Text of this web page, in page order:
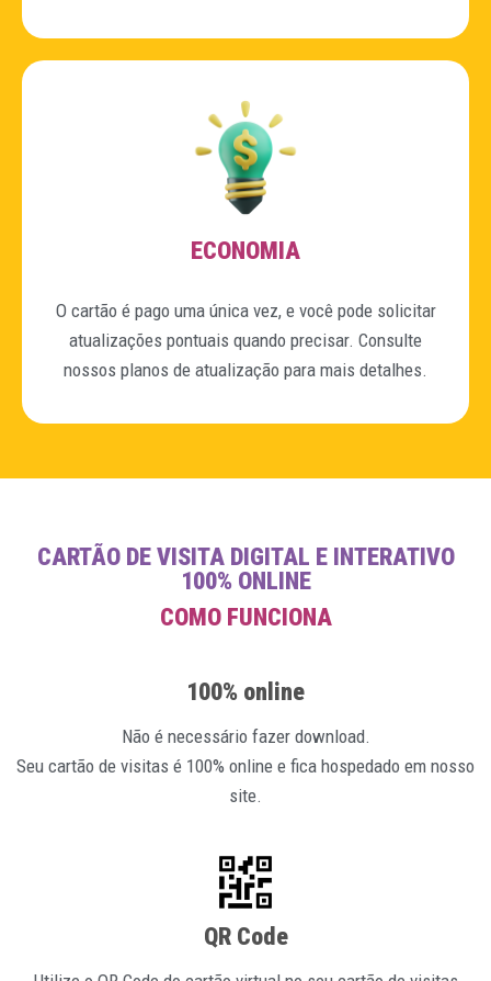
ECONOMIA
O cartão é pago uma única vez, e você pode solicitar
atualizações pontuais quando precisar. Consulte
nossos planos de atualização para mais detalhes.
CARTÃO DE VISITA DIGITAL E INTERATIVO
100% ONLINE
COMO FUNCIONA
100% online
Não é necessário fazer download.
Seu cartão de visitas é 100% online e fica hospedado em nosso
site.
QR Code